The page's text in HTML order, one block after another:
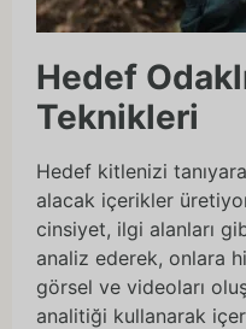
Hedef
Teknikleri
Hedef kitlenizi
alacak içerikler
cinsiyet, ilgi alanları
analiz ederek, onlara
görsel ve videoları
analitiği kullanarak